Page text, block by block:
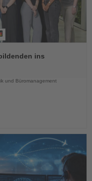
ins
und Büromanagement